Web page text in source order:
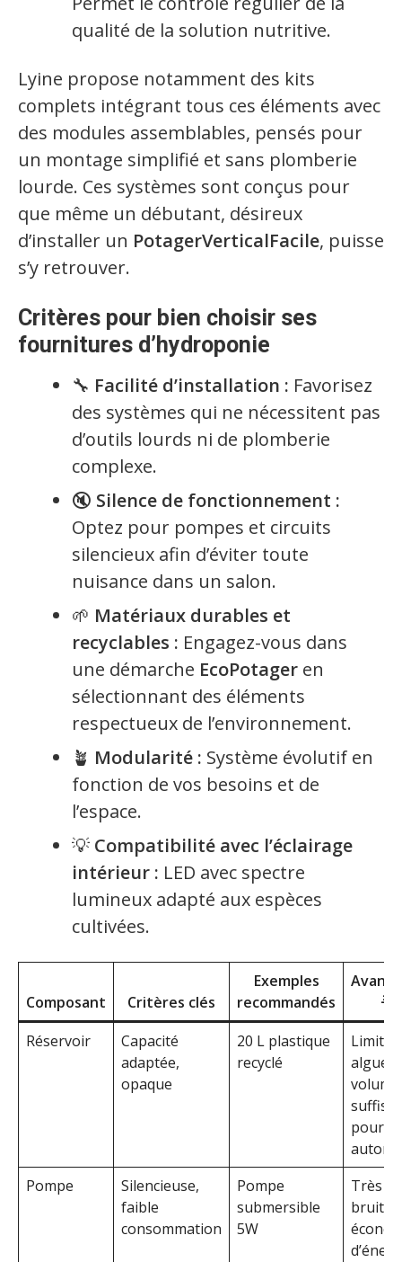
qualité de la solution nutritive.
Lyine propose notamment des kits
complets intégrant tous ces éléments avec
des modules assemblables, pensés pour
un montage simplifié et sans plomberie
lourde. Ces systèmes sont conçus pour
que même un débutant, désireux
d’installer un PotagerVerticalFacile, puisse
s’y retrouver.
Critères pour bien choisir ses
fournitures d’hydroponie
🔧 Facilité d’installation : Favorisez
des systèmes qui ne nécessitent pas
d’outils lourds ni de plomberie
complexe.
🔇 Silence de fonctionnement :
Optez pour pompes et circuits
silencieux afin d’éviter toute
nuisance dans un salon.
🌱 Matériaux durables et
recyclables : Engagez-vous dans
une démarche EcoPotager en
sélectionnant des éléments
respectueux de l’environnement.
🪴 Modularité : Système évolutif en
fonction de vos besoins et de
l’espace.
💡 Compatibilité avec l’éclairage
intérieur : LED avec spectre
lumineux adapté aux espèces
cultivées.
Composant Critères clés
Exemples
recommandés
🌟
Réservoir
Capacité
adaptée,
opaque
20 L plastique
recyclé
Limite
algues,
volume
pour
Pompe
Silencieuse,
faible
consommation
Pompe
submersible
5W
Très
bruit,